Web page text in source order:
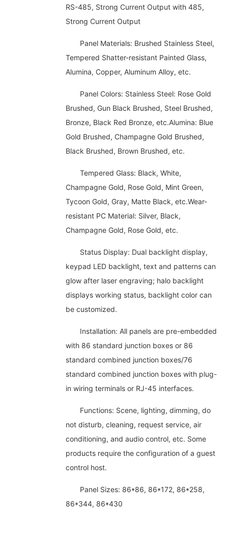
RS-485, Strong Current Output with 485,
Strong Current Output
Panel Materials: Brushed Stainless Steel,
Tempered Shatter-resistant Painted Glass,
Alumina, Copper, Aluminum Alloy, etc.
Panel Colors: Stainless Steel: Rose Gold
Brushed, Gun Black Brushed, Steel Brushed,
Bronze, Black Red Bronze, etc.Alumina: Blue
Gold Brushed, Champagne Gold Brushed,
Black Brushed, Brown Brushed, etc.
Tempered Glass: Black, White,
Champagne Gold, Rose Gold, Mint Green,
Tycoon Gold, Gray, Matte Black, etc.Wear-
resistant PC Material: Silver, Black,
Champagne Gold, Rose Gold, etc.
Status Display: Dual backlight display,
keypad LED backlight, text and patterns can
glow after laser engraving; halo backlight
displays working status, backlight color can
be customized.
Installation: All panels are pre-embedded
with 86 standard junction boxes or 86
standard combined junction boxes/76
standard combined junction boxes with plug-
in wiring terminals or RJ-45 interfaces.
Functions: Scene, lighting, dimming, do
not disturb, cleaning, request service, air
conditioning, and audio control, etc. Some
products require the configuration of a guest
control host.
Panel Sizes: 86*86, 86*172, 86*258,
86*344, 86*430